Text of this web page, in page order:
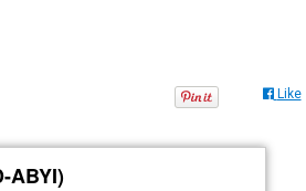
Like
ABYI)